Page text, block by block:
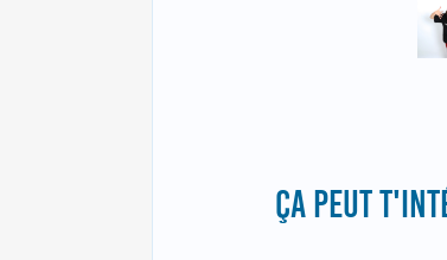
ÇA PEUT